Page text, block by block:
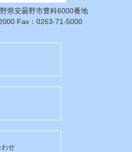
県安曇野市豊科6000番地
Fax：0263-71-5000
わせ